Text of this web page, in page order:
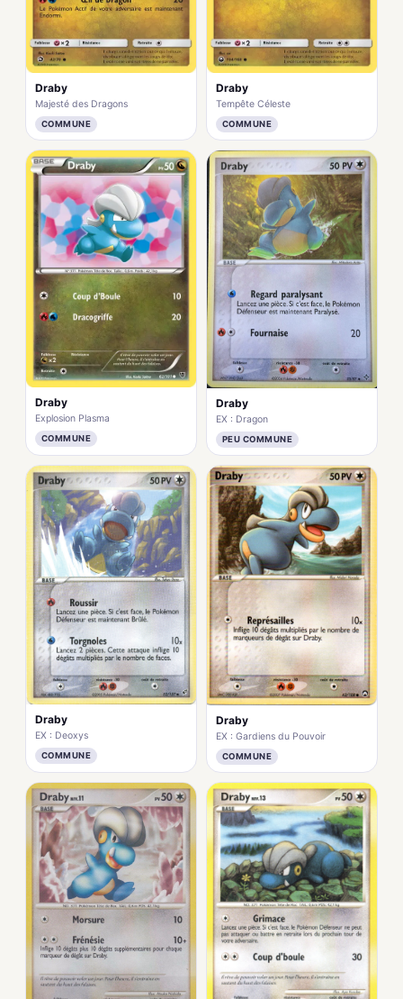
Draby
Majesté des Dragons
COMMUNE
Draby
Tempête Céleste
COMMUNE
Draby
Explosion Plasma
COMMUNE
Draby
EX : Dragon
PEU COMMUNE
Draby
EX : Deoxys
COMMUNE
Draby
EX : Gardiens du Pouvoir
COMMUNE